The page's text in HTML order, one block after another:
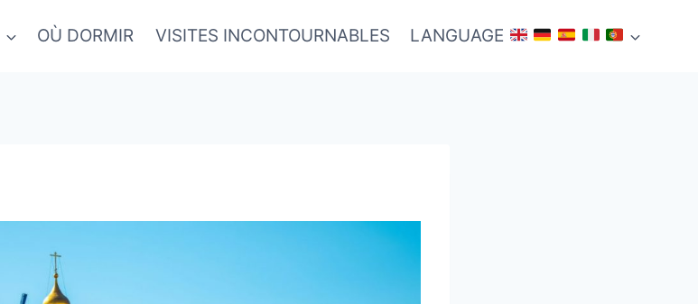
OÙ DORMIR VISITES INCONTOURNABLES LANGUAGE